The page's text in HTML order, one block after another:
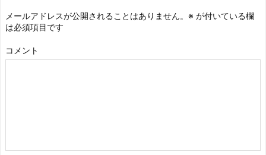
メールアドレスが公開されることはありません。 ※ が付いている欄
は必須項目です
コメント